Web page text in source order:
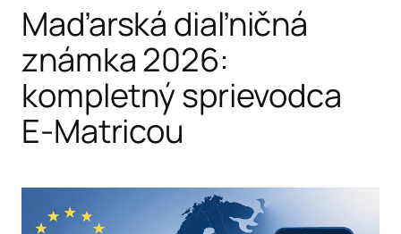
Maďarská diaľničná
známka 2026:
kompletný sprievodca
E-Matricou